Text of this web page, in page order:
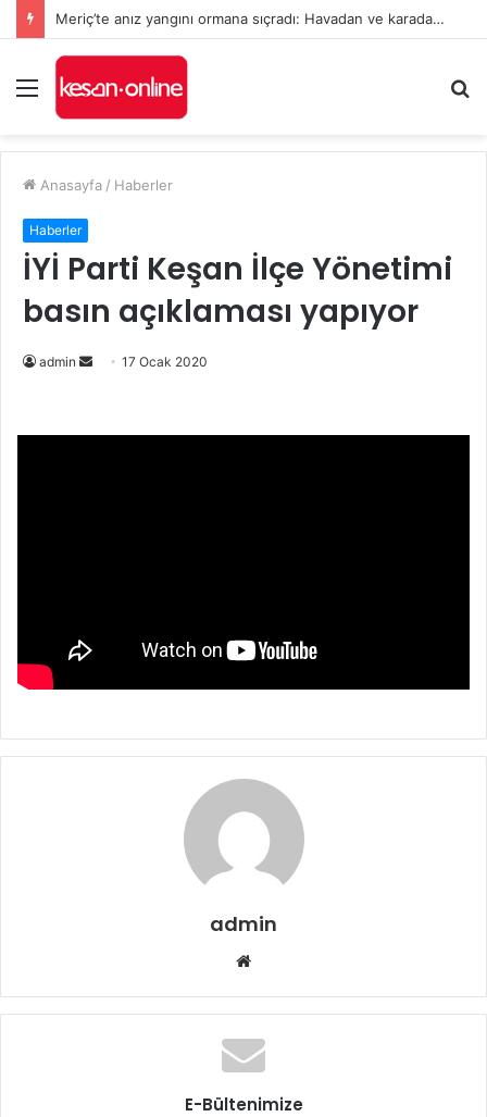
Meriç’te anız yangını ormana sıçradı: Havadan ve karadan müdahale sürüyor
Menü
...
Anasayfa / Haberler
Haberler
İYİ Parti Keşan İlçe Yönetimi
basın açıklaması yapıyor
admin
Bir
göndermek
17 Ocak 2020
admin
Web
E-Bültenimize